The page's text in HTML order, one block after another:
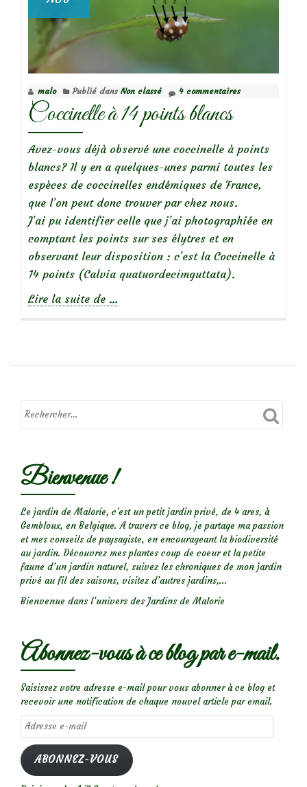
malo Publié dans Non classé 4 commentaires
Coccinelle à 14 points blancs
Avez-vous déjà observé une coccinelle à points
blancs? Il y en a quelques-unes parmi toutes les
espèces de coccinelles endémiques de France,
que l’on peut donc trouver par chez nous.
J’ai pu identifier celle que j’ai photographiée en
comptant les points sur ses élytres et en
observant leur disposition : c’est la Coccinelle à
14 points (Calvia quatuordecimguttata).
Lire la suite de
14
blancs
…
Bienvenue !
Le jardin de Malorie, c'est un petit jardin privé, de 4 ares, à
Gembloux, en Belgique. A travers ce blog, je partage ma passion
et mes conseils de paysagiste, en encourageant la biodiversité
au jardin. Découvrez mes plantes coup de coeur et la petite
faune d’un jardin naturel, suivez les chroniques de mon jardin
privé au fil des saisons, visitez d’autres jardins,...
Bienvenue dans l’univers des Jardins de Malorie
Abonnez-vous à ce blog par e-mail.
Saisissez votre adresse e-mail pour vous abonner à ce blog et
recevoir une notification de chaque nouvel article par email.
Adresse
e-
mail
ABONNEZ-VOUS